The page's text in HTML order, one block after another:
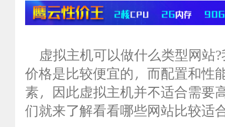
虚拟主机可以做什么类型网站
价格是比较便宜的，而配置和性
素，因此虚拟主机并不适合需要
们就来了解看看哪些网站比较适